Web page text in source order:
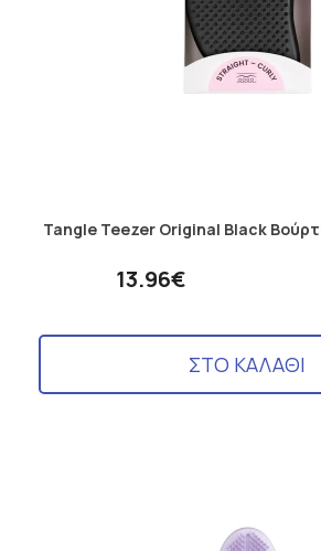
Tangle Teezer Original Black
13.96€
ΣΤΟ ΚΑΛΑΘΙ